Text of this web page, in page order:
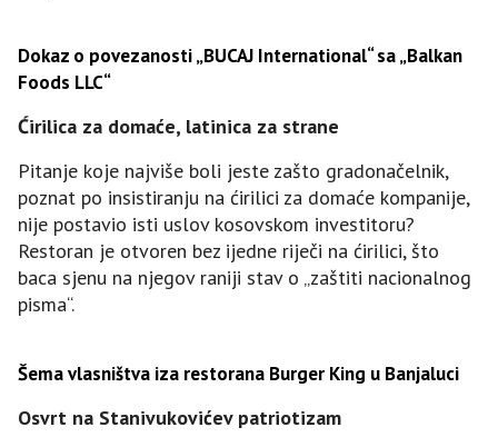
Dokaz o povezanosti „BUCAJ International“ sa „Balkan
Foods LLC“
Ćirilica za domaće, latinica za strane
Pitanje koje najviše boli jeste zašto gradonačelnik,
poznat po insistiranju na ćirilici za domaće kompanije,
nije postavio isti uslov kosovskom investitoru?
Restoran je otvoren bez ijedne riječi na ćirilici, što
baca sjenu na njegov raniji stav o „zaštiti nacionalnog
pisma“.
Šema vlasništva iza restorana Burger King u Banjaluci
Osvrt na Stanivukovićev patriotizam